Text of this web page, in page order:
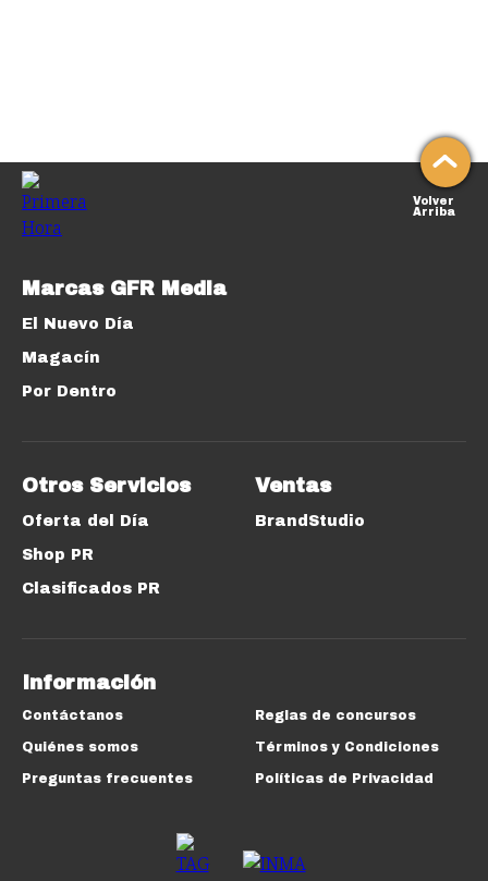
Volver
Arriba
Marcas GFR Media
El Nuevo Día
Magacín
Por Dentro
Otros Servicios
Oferta del Día
Shop PR
Clasificados PR
Ventas
BrandStudio
Información
Contáctanos
Quiénes somos
Preguntas frecuentes
Reglas de concursos
Términos y Condiciones
Políticas de Privacidad